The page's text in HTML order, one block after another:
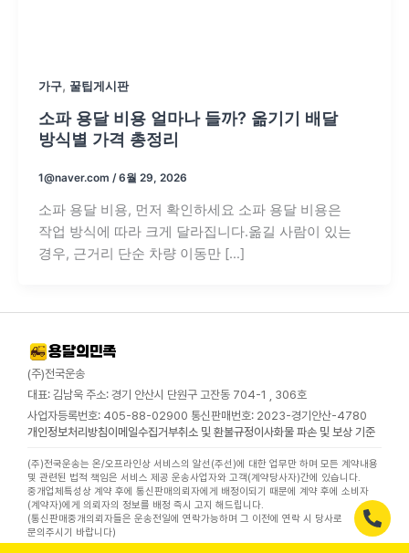
가구, 꿀팁게시판
소파 용달 비용 얼마나 들까? 옮기기 배달
방식별 가격 총정리
1@naver.com /6월 29, 2026
소파 용달 비용, 먼저 확인하세요 소파 용달 비용은
작업 방식에 따라 크게 달라집니다.옮길 사람이 있는
경우, 근거리 단순 차량 이동만 […]
(주)전국운송
대표: 김남욱 주소: 경기 안산시 단원구 고잔동 704-1 , 306호
사업자등록번호: 405-88-02900 통신판매번호: 2023-경기안산-4780
개인정보처리방침이메일수집거부취소 및 환불규정이사화물 파손 및 보상 기준
(주)전국운송는 온/오프라인상 서비스의 알선(주선)에 대한 업무만 하며 모든 계약내용
및 관련된 법적 책임은 서비스 제공 운송사업자와 고객(계약당사자)간에 있습니다.
중개업체특성상 계약 후에 통신판매의뢰자에게 배정이되기 때문에 계약 후에 소비자
(계약자)에게 의뢰자의 정보를 배정 즉시 고지 해드립니다.
(통신판매중개의뢰자들은 운송전일에 연락가능하며 그 이전에 연락 시 당사로
문의주시기 바랍니다)